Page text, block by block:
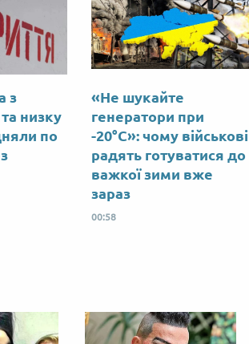
з
та низку
по
«Не шукайте
генератори при
-20°C»: чому військові
радять готуватися до
важкої зими вже
зараз
00:58